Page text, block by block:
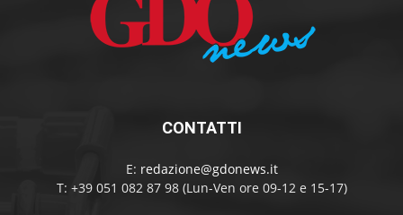
CONTATTI
E: redazione@gdonews.it
T: +39 051 082 87 98 (Lun-Ven ore 09-12 e 15-17)